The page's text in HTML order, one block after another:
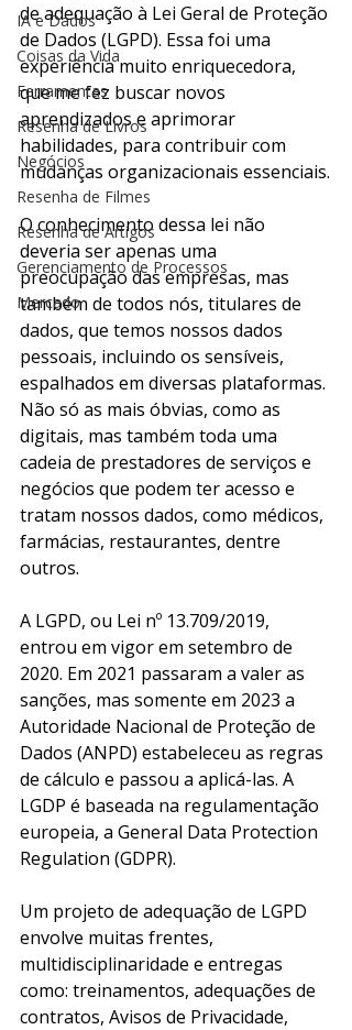
IA e Dados
Coisas da Vida
Ferramentas
Resenha de Livros
Negócios
Resenha de Filmes
Resenha de Artigos
Gerenciamento de Processos
Mercado
de adequação à Lei Geral de Proteção
de Dados (LGPD). Essa foi uma
experiência muito enriquecedora,
que me fez buscar novos
aprendizados e aprimorar
habilidades, para contribuir com
mudanças organizacionais essenciais.
O conhecimento dessa lei não
deveria ser apenas uma
preocupação das empresas, mas
também de todos nós, titulares de
dados, que temos nossos dados
pessoais, incluindo os sensíveis,
espalhados em diversas plataformas.
Não só as mais óbvias, como as
digitais, mas também toda uma
cadeia de prestadores de serviços e
negócios que podem ter acesso e
tratam nossos dados, como médicos,
farmácias, restaurantes, dentre
outros.
A LGPD, ou Lei nº 13.709/2019,
entrou em vigor em setembro de
2020. Em 2021 passaram a valer as
sanções, mas somente em 2023 a
Autoridade Nacional de Proteção de
Dados (ANPD) estabeleceu as regras
de cálculo e passou a aplicá-las. A
LGDP é baseada na regulamentação
europeia, a General Data Protection
Regulation (GDPR).
Um projeto de adequação de LGPD
envolve muitas frentes,
multidisciplinaridade e entregas
como: treinamentos, adequações de
contratos, Avisos de Privacidade,